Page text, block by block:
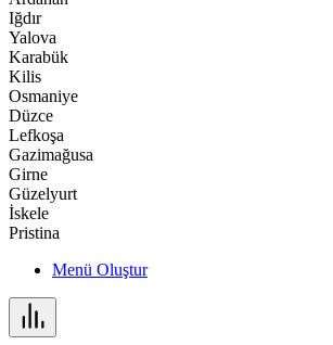
Iğdır
Yalova
Karabük
Kilis
Osmaniye
Düzce
Lefkoşa
Gazimağusa
Girne
Güzelyurt
İskele
Pristina
Menü Oluştur